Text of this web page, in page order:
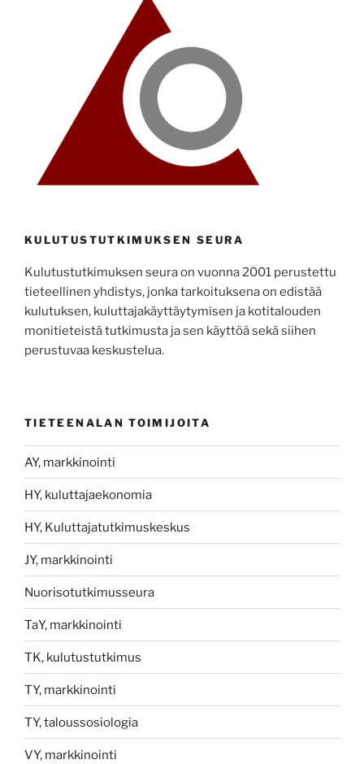
KULUTUSTUTKIMUKSEN SEURA
Kulutustutkimuksen seura on vuonna 2001 perustettu
tieteellinen yhdistys, jonka tarkoituksena on edistää
kulutuksen, kuluttajakäyttäytymisen ja kotitalouden
monitieteistä tutkimusta ja sen käyttöä sekä siihen
perustuvaa keskustelua.
TIETEENALAN TOIMIJOITA
AY, markkinointi
HY, kuluttajaekonomia
HY, Kuluttajatutkimuskeskus
JY, markkinointi
Nuorisotutkimusseura
TaY, markkinointi
TK, kulutustutkimus
TY, markkinointi
TY, taloussosiologia
VY, markkinointi